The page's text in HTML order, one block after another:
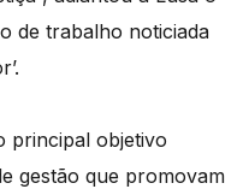
de trabalho noticiada
principal objetivo
gestão que promovam